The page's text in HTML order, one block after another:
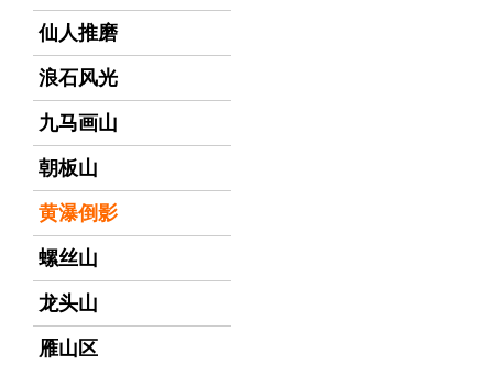
仙人推磨
浪石风光
九马画山
朝板山
黄瀑倒影
螺丝山
龙头山
雁山区